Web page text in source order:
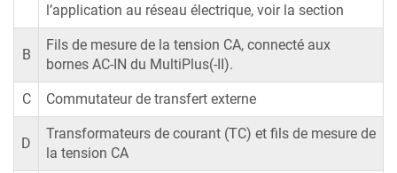
l’application au réseau électrique, voir la section
B
Fils de mesure de la tension CA, connecté aux
bornes AC-IN du MultiPlus(-II).
C Commutateur de transfert externe
D
Transformateurs de courant (TC) et fils de mesure de
la tension CA